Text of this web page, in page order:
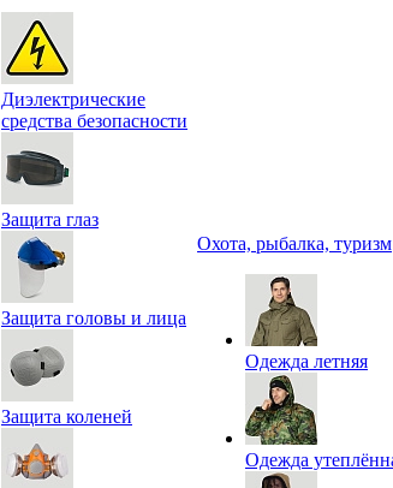
Диэлектрические
средства безопасности
Защита глаз
Защита головы и лица
Защита коленей
Охота, рыбалка, туризм
Одежда летняя
Одежда